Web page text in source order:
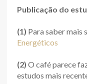
Publicação do
(1) Para saber mais
Energéticos
(2) O café parece
estudos mais